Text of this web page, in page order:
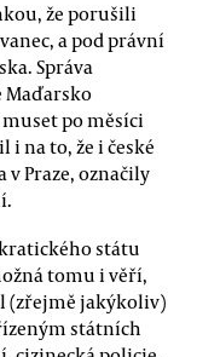
že porušili
a pod právní
Správa
Maďarsko
po měsíci
na to, že i české
v Praze, označily
státu
tomu i věří,
(zřejmě jakýkoliv)
státních